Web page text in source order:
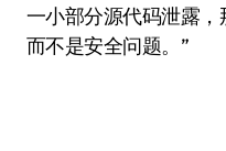
一小部分源代码泄露
而不是安全问题。”